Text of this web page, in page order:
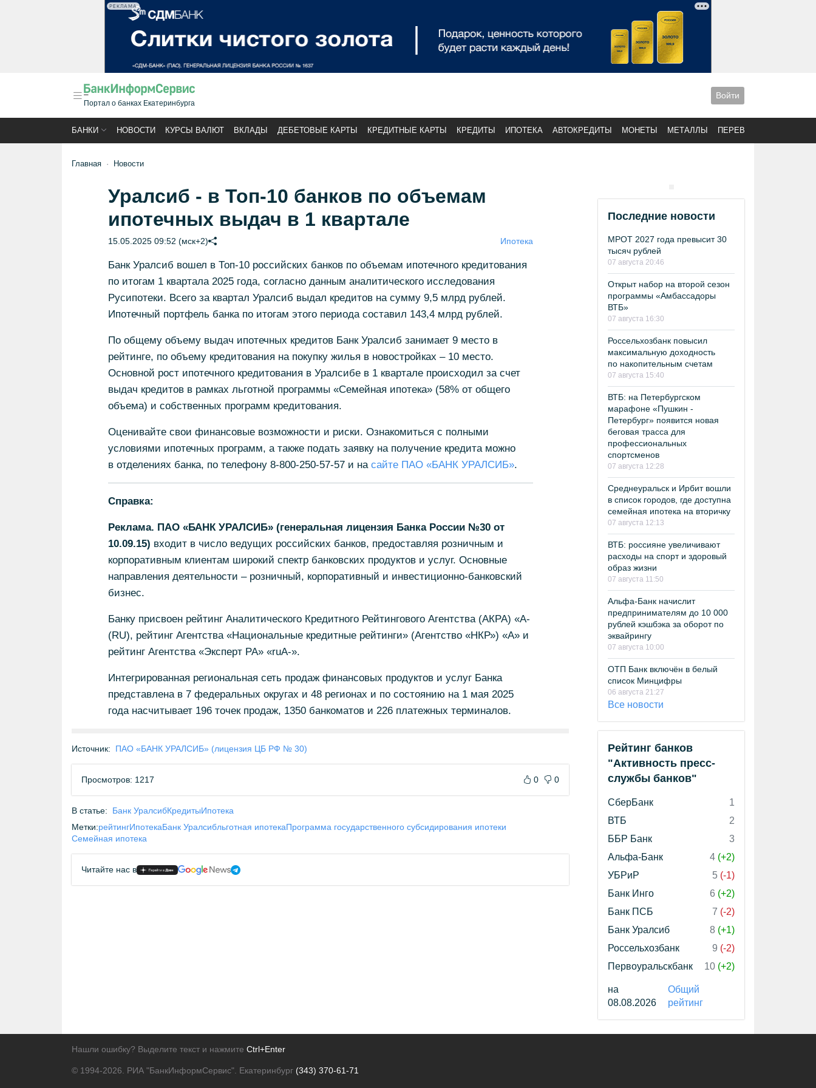
РЕКЛАМА
Портал о банках Екатеринбурга
Войти
БАНКИ НОВОСТИ КУРСЫ ВАЛЮТ ВКЛАДЫ ДЕБЕТОВЫЕ КАРТЫ КРЕДИТНЫЕ КАРТЫ КРЕДИТЫ ИПОТЕКА АВТОКРЕДИТЫ МОНЕТЫ МЕТАЛЛЫ ПЕРЕВОДЫ
Главная Новости
Уралсиб - в Топ-10 банков по объемам
ипотечных выдач в 1 квартале
15.05.2025 09:52 (мск+2) Ипотека
Банк Уралсиб вошел в Топ-10 российских банков по объемам ипотечного кредитования
по итогам 1 квартала 2025 года, согласно данным аналитического исследования
Русипотеки. Всего за квартал Уралсиб выдал кредитов на сумму 9,5 млрд рублей.
Ипотечный портфель банка по итогам этого периода составил 143,4 млрд рублей.
По общему объему выдач ипотечных кредитов Банк Уралсиб занимает 9 место в
рейтинге, по объему кредитования на покупку жилья в новостройках – 10 место.
Основной рост ипотечного кредитования в Уралсибе в 1 квартале происходил за счет
выдач кредитов в рамках льготной программы «Семейная ипотека» (58% от общего
объема) и собственных программ кредитования.
Оценивайте свои финансовые возможности и риски. Ознакомиться с полными
условиями ипотечных программ, а также подать заявку на получение кредита можно
в отделениях банка, по телефону 8-800-250-57-57 и на сайте ПАО «БАНК УРАЛСИБ».
Справка:
Реклама. ПАО «БАНК УРАЛСИБ» (генеральная лицензия Банка России №30 от
10.09.15) входит в число ведущих российских банков, предоставляя розничным и
корпоративным клиентам широкий спектр банковских продуктов и услуг. Основные
направления деятельности – розничный, корпоративный и инвестиционно-банковский
бизнес.
Банку присвоен рейтинг Аналитического Кредитного Рейтингового Агентства (АКРА) «А-
(RU), рейтинг Агентства «Национальные кредитные рейтинги» (Агентство «НКР») «А» и
рейтинг Агентства «Эксперт РА» «ruА-».
Интегрированная региональная сеть продаж финансовых продуктов и услуг Банка
представлена в 7 федеральных округах и 48 регионах и по состоянию на 1 мая 2025
года насчитывает 196 точек продаж, 1350 банкоматов и 226 платежных терминалов.
Источник: ПАО «БАНК УРАЛСИБ» (лицензия ЦБ РФ № 30)
Просмотров: 1217 0 0
В статье: Банк УралсибКредитыИпотека
Метки:рейтингИпотекаБанк Уралсибльготная ипотекаПрограмма государственного субсидирования ипотеки
Семейная ипотека
Читайте нас в
Последние новости
МРОТ 2027 года превысит 30
тысяч рублей
07 августа 20:46
Открыт набор на второй сезон
программы «Амбассадоры
ВТБ»
07 августа 16:30
Россельхозбанк повысил
максимальную доходность
по накопительным счетам
07 августа 15:40
ВТБ: на Петербургском
марафоне «Пушкин -
Петербург» появится новая
беговая трасса для
профессиональных
спортсменов
07 августа 12:28
Среднеуральск и Ирбит вошли
в список городов, где доступна
семейная ипотека на вторичку
07 августа 12:13
ВТБ: россияне увеличивают
расходы на спорт и здоровый
образ жизни
07 августа 11:50
Альфа-Банк начислит
предпринимателям до 10 000
рублей кэшбэка за оборот по
эквайрингу
07 августа 10:00
ОТП Банк включён в белый
список Минцифры
06 августа 21:27
Все новости
Рейтинг банков
"Активность пресс-
службы банков"
СберБанк
1
ВТБ
2
ББР Банк
3
Альфа-Банк
4 (+2)
УБРиР
5 (-1)
Банк Инго
6 (+2)
Банк ПСБ
7 (-2)
Банк Уралсиб
8 (+1)
Россельхозбанк
9 (-2)
Первоуральскбанк
10 (+2)
на
08.08.2026
Общий
рейтинг
Нашли ошибку? Выделите текст и нажмите Ctrl+Enter
© 1994-2026. РИА "БанкИнформСервис". Екатеринбург (343) 370-61-71